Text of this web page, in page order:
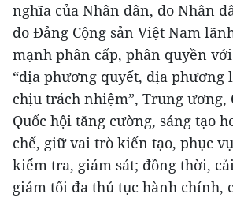
nghĩa của Nhân dân, do Nhân
do Ðảng Cộng sản Việt Nam
mạnh phân cấp, phân quyền
“địa phương quyết, địa phương
chịu trách nhiệm”, Trung ương,
Quốc hội tăng cường, sáng tạo
chế, giữ vai trò kiến tạo, phục
kiểm tra, giám sát; đồng thời,
giảm tối đa thủ tục hành chính,